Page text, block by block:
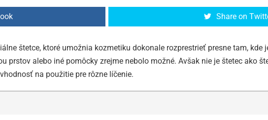
Share on
štetce, ktoré umožnia kozmetiku dokonale rozprestrieť presne tam, kde
prstov alebo iné pomôcky zrejme nebolo možné. Avšak nie je štetec ako
na použitie pre rôzne líčenie.